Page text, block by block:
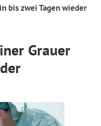
bis zwei Tagen wieder
Grauer